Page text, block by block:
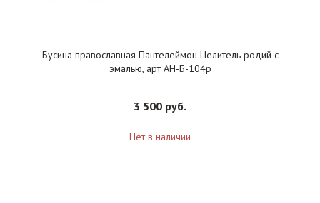
Бусина православная Пантелеймон Целитель родий с
эмалью, арт АН-Б-104р
3 500 руб.
Нет в наличии